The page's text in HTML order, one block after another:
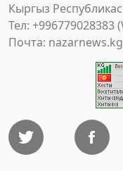
Кыргыз
Тел: +996779028383
Почта: